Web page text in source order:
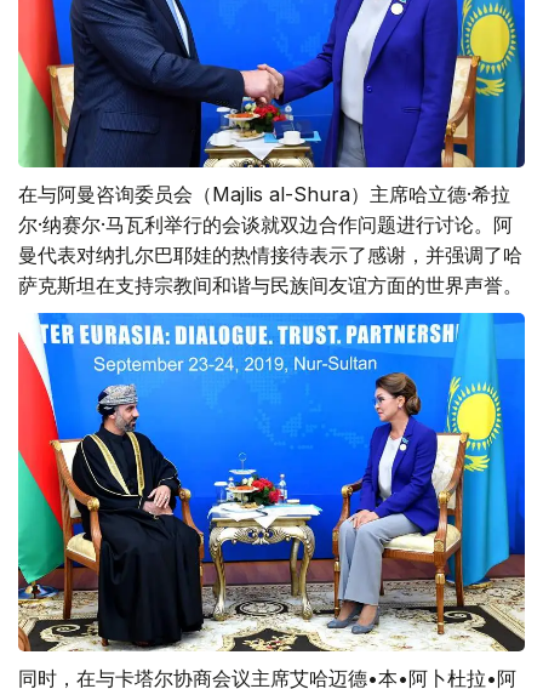
在与阿曼咨询委员会（Majlis al-Shura）主席哈立德·希拉
尔·纳赛尔·马瓦利举行的会谈就双边合作问题进行讨论。阿
曼代表对纳扎尔巴耶娃的热情接待表示了感谢，并强调了哈
萨克斯坦在支持宗教间和谐与民族间友谊方面的世界声誉。
同时，在与卡塔尔协商会议主席艾哈迈德•本•阿卜杜拉•阿